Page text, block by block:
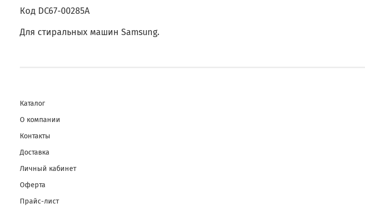
Код DC67-00285А
Для стиральных машин Samsung.
Каталог
О компании
Контакты
Доставка
Личный кабинет
Оферта
Прайс-лист